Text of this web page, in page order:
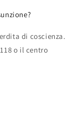
di coscienza.
o il centro